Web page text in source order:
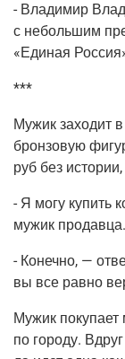
- Вла­ди­мир
с неболь­шим
«Еди­ная
***
Мужик захо­дит
брон­зо­вую
руб без
- Я могу купить
мужик продавца.
- Конеч­но, —
вы все рав­но
Мужик
по горо­ду.